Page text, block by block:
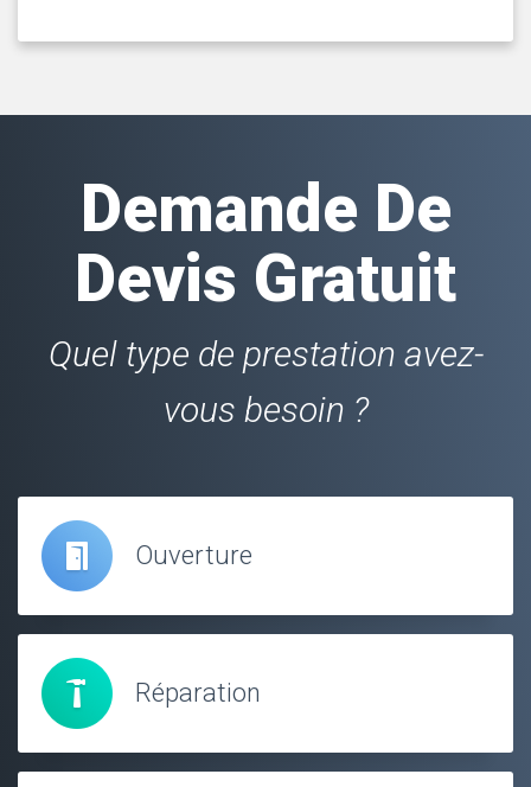
Demande De
Devis Gratuit
Quel type de prestation avez-
vous besoin ?
Ouverture
Réparation